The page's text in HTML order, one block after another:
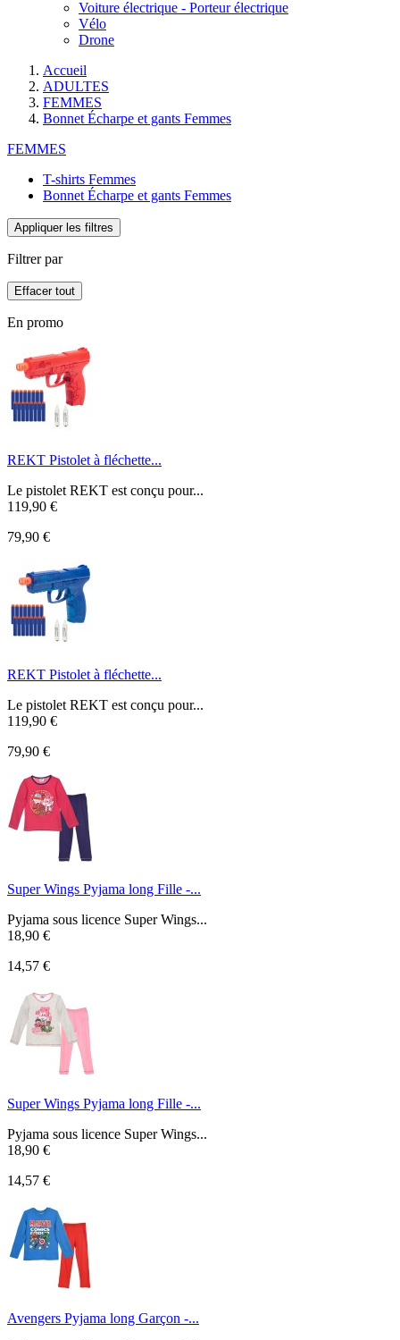
Voiture électrique - Porteur électrique
Vélo
Drone
Accueil
ADULTES
FEMMES
Bonnet Écharpe et gants Femmes
FEMMES
T-shirts Femmes
Bonnet Écharpe et gants Femmes
Appliquer les filtres
Filtrer par
Effacer tout
En promo
REKT Pistolet à fléchette...
Le pistolet REKT est conçu pour...
119,90 €
79,90 €
REKT Pistolet à fléchette...
Le pistolet REKT est conçu pour...
119,90 €
79,90 €
Super Wings Pyjama long Fille -...
Pyjama sous licence Super Wings...
18,90 €
14,57 €
Super Wings Pyjama long Fille -...
Pyjama sous licence Super Wings...
18,90 €
14,57 €
Avengers Pyjama long Garçon -...